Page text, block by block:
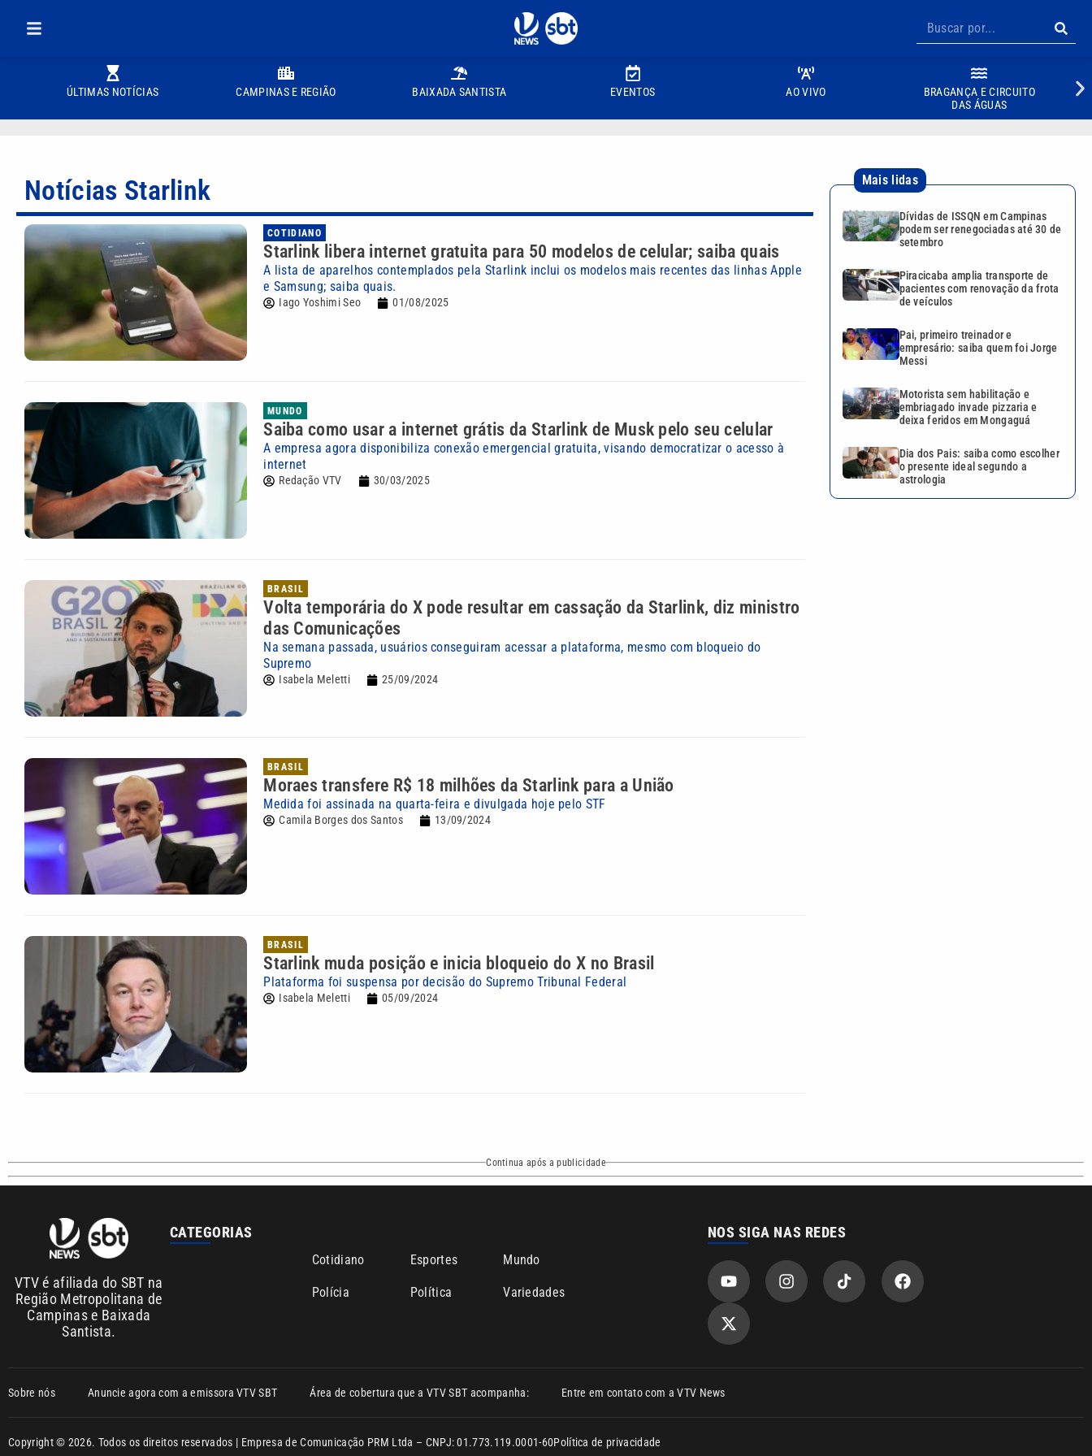
ÚLTIMAS NOTÍCIAS CAMPINAS E REGIÃO BAIXADA SANTISTA EVENTOS AO VIVO
BRAGANÇA E CIRCUITO
DAS ÁGUAS
Notícias Starlink
COTIDIANO
Starlink libera internet gratuita para 50 modelos de celular; saiba quais
A lista de aparelhos contemplados pela Starlink inclui os modelos mais recentes das linhas Apple
e Samsung; saiba quais.
Iago Yoshimi Seo 01/08/2025
MUNDO
Saiba como usar a internet grátis da Starlink de Musk pelo seu celular
A empresa agora disponibiliza conexão emergencial gratuita, visando democratizar o acesso à
internet
Redação VTV 30/03/2025
BRASIL
Volta temporária do X pode resultar em cassação da Starlink, diz ministro
das Comunicações
Na semana passada, usuários conseguiram acessar a plataforma, mesmo com bloqueio do
Supremo
Isabela Meletti 25/09/2024
BRASIL
Moraes transfere R$ 18 milhões da Starlink para a União
Medida foi assinada na quarta-feira e divulgada hoje pelo STF
Camila Borges dos Santos 13/09/2024
BRASIL
Starlink muda posição e inicia bloqueio do X no Brasil
Plataforma foi suspensa por decisão do Supremo Tribunal Federal
Isabela Meletti 05/09/2024
Mais lidas
Dívidas de ISSQN em Campinas
podem ser renegociadas até 30 de
setembro
Piracicaba amplia transporte de
pacientes com renovação da frota
de veículos
Pai, primeiro treinador e
empresário: saiba quem foi Jorge
Messi
Motorista sem habilitação e
embriagado invade pizzaria e
deixa feridos em Mongaguá
Dia dos Pais: saiba como escolher
o presente ideal segundo a
astrologia
Continua após a publicidade
VTV é afiliada do SBT na
Região Metropolitana de
Campinas e Baixada
Santista.
CATEGORIAS
Cotidiano Esportes Mundo
Polícia Política Variedades
NOS SIGA NAS REDES
Sobre nós Anuncie agora com a emissora VTV SBT Área de cobertura que a VTV SBT acompanha: Entre em contato com a VTV News
Copyright © 2026. Todos os direitos reservados | Empresa de Comunicação PRM Ltda – CNPJ: 01.773.119.0001-60Política de privacidade